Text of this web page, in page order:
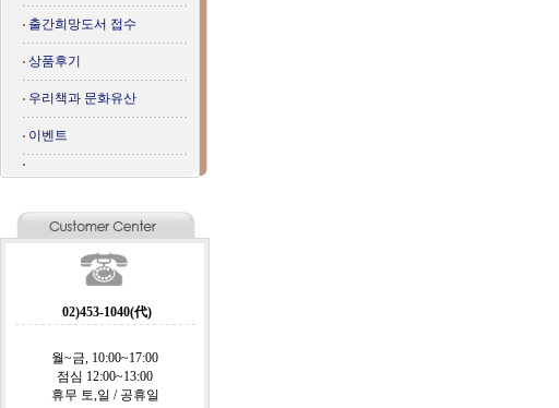
출간희망도서 접수
상품후기
우리책과 문화유산
이벤트
02)453-1040(代)
월~금, 10:00~17:00
점심 12:00~13:00
휴무 토,일 / 공휴일